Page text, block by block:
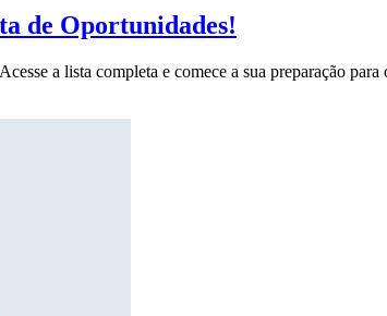
de Oportunidades!
a lista completa e comece a sua preparação